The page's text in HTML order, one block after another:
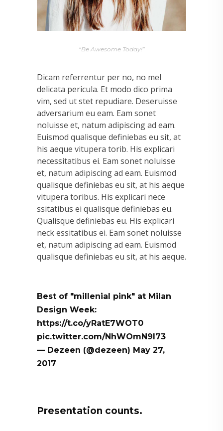
“Be Awesome Today!”
Dicam referrentur per no, no mel
delicata pericula. Et modo dico prima
vim, sed ut stet repudiare. Deseruisse
adversarium eu eam. Eam sonet
noluisse et, natum adipiscing ad eam.
Euismod qualisque definiebas eu sit, at
his aeque vitupera torib. His explicari
necessitatibus ei. Eam sonet noluisse
et, natum adipiscing ad eam. Euismod
qualisque definiebas eu sit, at his aeque
vitupera toribus. His explicari nece
ssitatibus ei qualisque definiebas eu.
Qualisque definiebas eu. His explicari
neck essitatibus ei. Eam sonet noluisse
et, natum adipiscing ad eam. Euismod
qualisque definiebas eu sit, at his aeque.
Best of "millenial pink" at Milan
Design Week:
https://t.co/yRatE7WOT0
pic.twitter.com/NhWOmN9l73
— Dezeen (@dezeen) May 27,
2017
Presentation counts.